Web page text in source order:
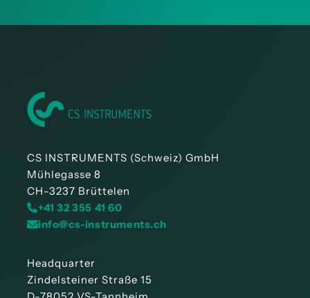
CS INSTRUMENTS (Schweiz) GmbH
Mühlegasse 8
CH-3237 Brüttelen
+41 32 355 41 60
info@cs-instruments.ch
Headquarter
Zindelsteiner Straße 15